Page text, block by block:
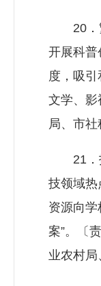
20．繁
开展科普
度，吸
文学、影
局、市
21．拓
技领域热
资源向
案”。〔
业农村